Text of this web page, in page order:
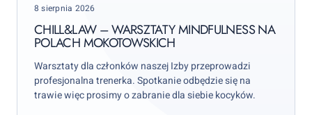
Polach
Mokotowskich
Posted
8 sierpnia 2026
CHILL&LAW – WARSZTATY MINDFULNESS NA
POLACH MOKOTOWSKICH
Warsztaty dla członków naszej Izby przeprowadzi
profesjonalna trenerka. Spotkanie odbędzie się na
trawie więc prosimy o zabranie dla siebie kocyków.